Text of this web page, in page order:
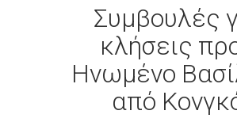
Συμβουλές
κλήσεις
Ηνωμένο
από